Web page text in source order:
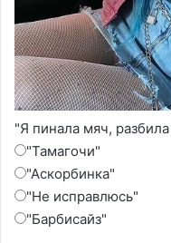
"Я пинала мяч,
"Тамагочи"
"Аскорбинка"
"Не исправлюсь"
"Барбисайз"